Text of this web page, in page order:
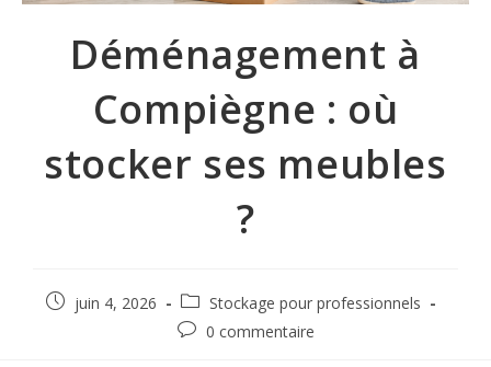
Déménagement à
Compiègne : où
stocker ses meubles
?
juin 4, 2026
Stockage pour professionnels
0 commentaire